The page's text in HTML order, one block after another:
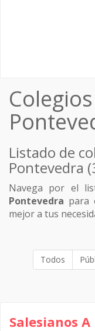
Listado de
Pontevedra
Navega por el
Pontevedra para
mejor a tus
Todos
Salesianos